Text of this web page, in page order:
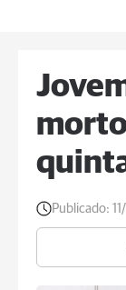
Publicado: